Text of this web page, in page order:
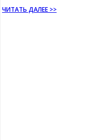
ЧИТАТЬ ДАЛЕЕ >>